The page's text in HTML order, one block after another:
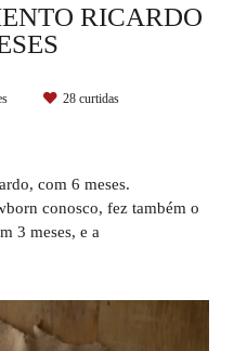
RICARDO
28 curtidas
com 6 meses.
conosco, fez também o
3 meses, e a